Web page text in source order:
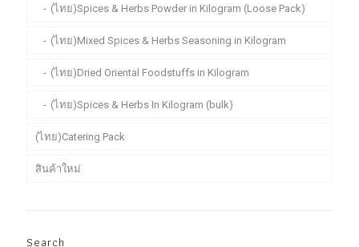
(ไทย)Spices & Herbs Powder in Kilogram (Loose Pack)
(ไทย)Mixed Spices & Herbs Seasoning in Kilogram
(ไทย)Dried Oriental Foodstuffs in Kilogram
(ไทย)Spices & Herbs In Kilogram (bulk)
(ไทย)Catering Pack
สินค้าใหม่
Search